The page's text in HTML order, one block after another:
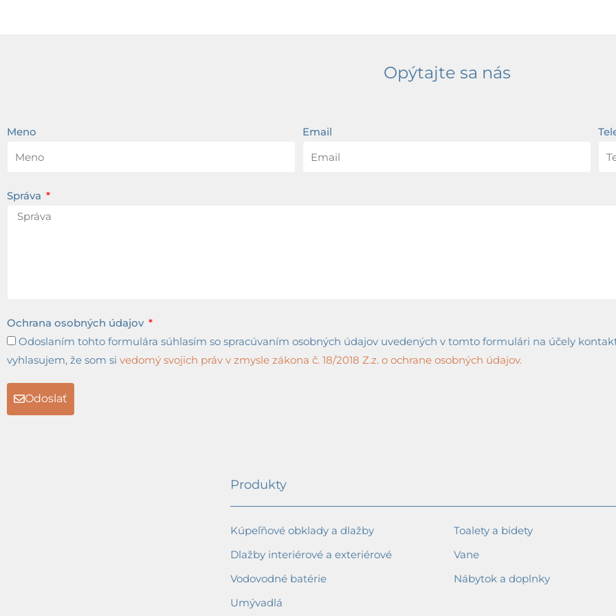
Opýtajte sa nás
Meno Email
Správa
Ochrana osobných údajov
Odoslaním tohto formulára súhlasím so spracúvaním osobných údajov uvedených v tomto formulári na účely
vyhlasujem, že som si vedomý svojich práv v zmysle zákona č. 18/2018 Z.z. o ochrane osobných údajov.
Odoslať
Produkty
Kúpeľňové obklady a dlažby
Dlažby interiérové a exteriérové
Vodovodné batérie
Umývadlá
Toalety a bidety
Vane
Nábytok a doplnky